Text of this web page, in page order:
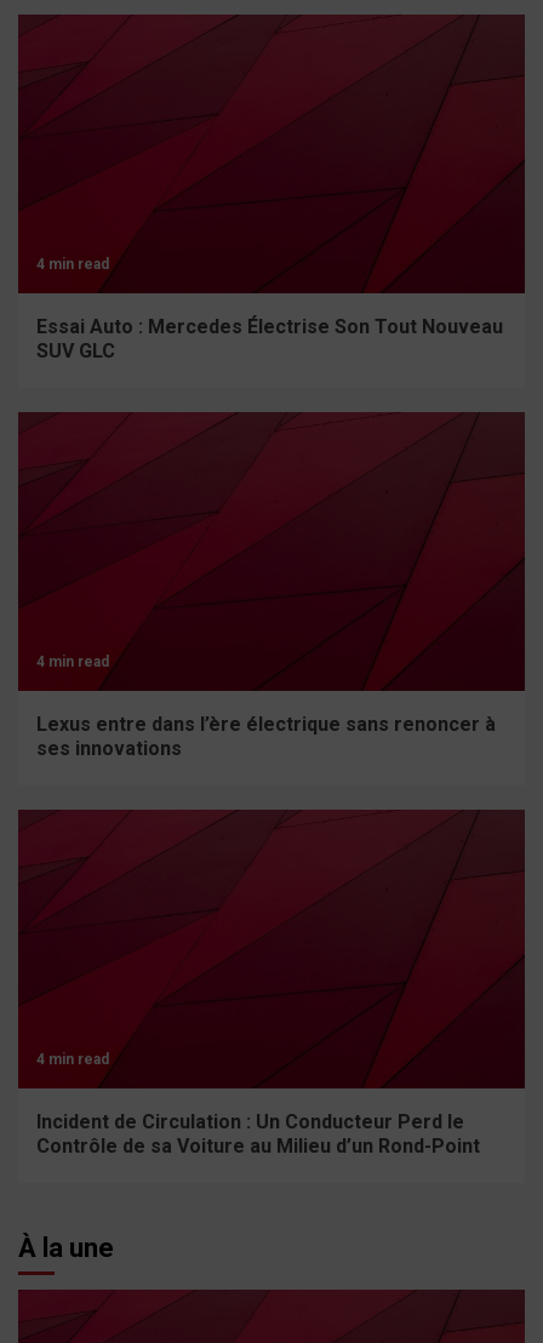
4 min read
Essai Auto : Mercedes Électrise Son Tout Nouveau
SUV GLC
4 min read
Lexus entre dans l’ère électrique sans renoncer à
ses innovations
4 min read
Incident de Circulation : Un Conducteur Perd le
Contrôle de sa Voiture au Milieu d’un Rond-Point
À la une